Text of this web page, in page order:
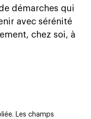
démarches qui
avec sérénité
chez soi, à
Les champs